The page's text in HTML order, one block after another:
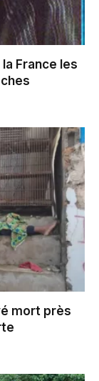
France les
mort près